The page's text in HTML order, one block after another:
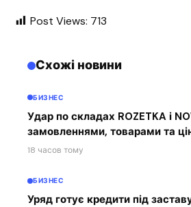
Post Views: 713
Схожі новини
БИЗНЕС
Удар по складах ROZETKA і
замовленнями, товарами та
18 часов тому
БИЗНЕС
Уряд готує кредити під